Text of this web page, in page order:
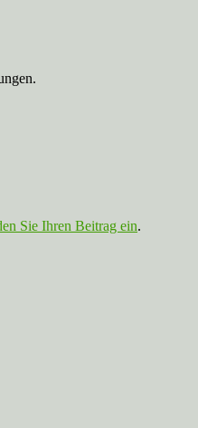
Sie Ihren Beitrag ein.